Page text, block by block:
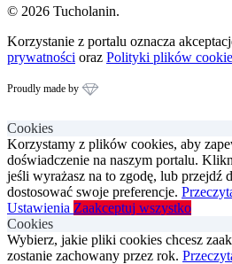
© 2026 Tucholanin.
Korzystanie z portalu oznacza
prywatności oraz Polityki plików
Proudly made by
Cookies
Korzystamy z plików cookies, aby
doświadczenie na naszym portalu.
jeśli wyrażasz na to zgodę, lub przejdź
dostosować swoje preferencje.
Ustawienia Zaakceptuj wszystko
Cookies
Wybierz, jakie pliki cookies chcesz
zostanie zachowany przez rok.